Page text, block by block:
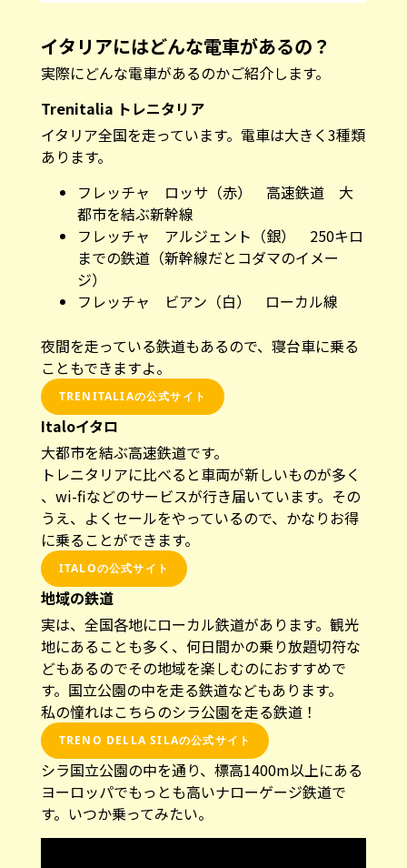
実際にどんな電車があるのかご紹介します。
イタリア全国を走っています。電車は大きく3種類
あります。
都市を結ぶ新幹線
フレッチャ アルジェント（銀） 250キロ
までの鉄道（新幹線だとコダマのイメー
ジ）
フレッチャ ビアン（白） ローカル線
こともできますよ。
TRENITALIAの公式サイト
Italoイタロ
大都市を結ぶ高速鉄道です。
トレニタリアに比べると車両が新しいものが多く
、wi-fiなどのサービスが行き届いています。その
うえ、よくセールをやっているので、かなりお得
に乗ることができます。
ITALOの公式サイト
地域の鉄道
実は、全国各地にローカル鉄道があります。観光
地にあることも多く、何日間かの乗り放題切符な
どもあるのでその地域を楽しむのにおすすめで
す。国立公園の中を走る鉄道などもあります。
私の憧れはこちらのシラ公園を走る鉄道！
TRENO DELLA SILAの公式サイト
シラ国立公園の中を通り、標高1400m以上にある
ヨーロッパでもっとも高いナローゲージ鉄道で
す。いつか乗ってみたい。